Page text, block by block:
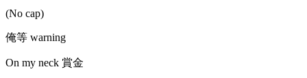
(No cap)
俺等 warning
On my neck 賞金